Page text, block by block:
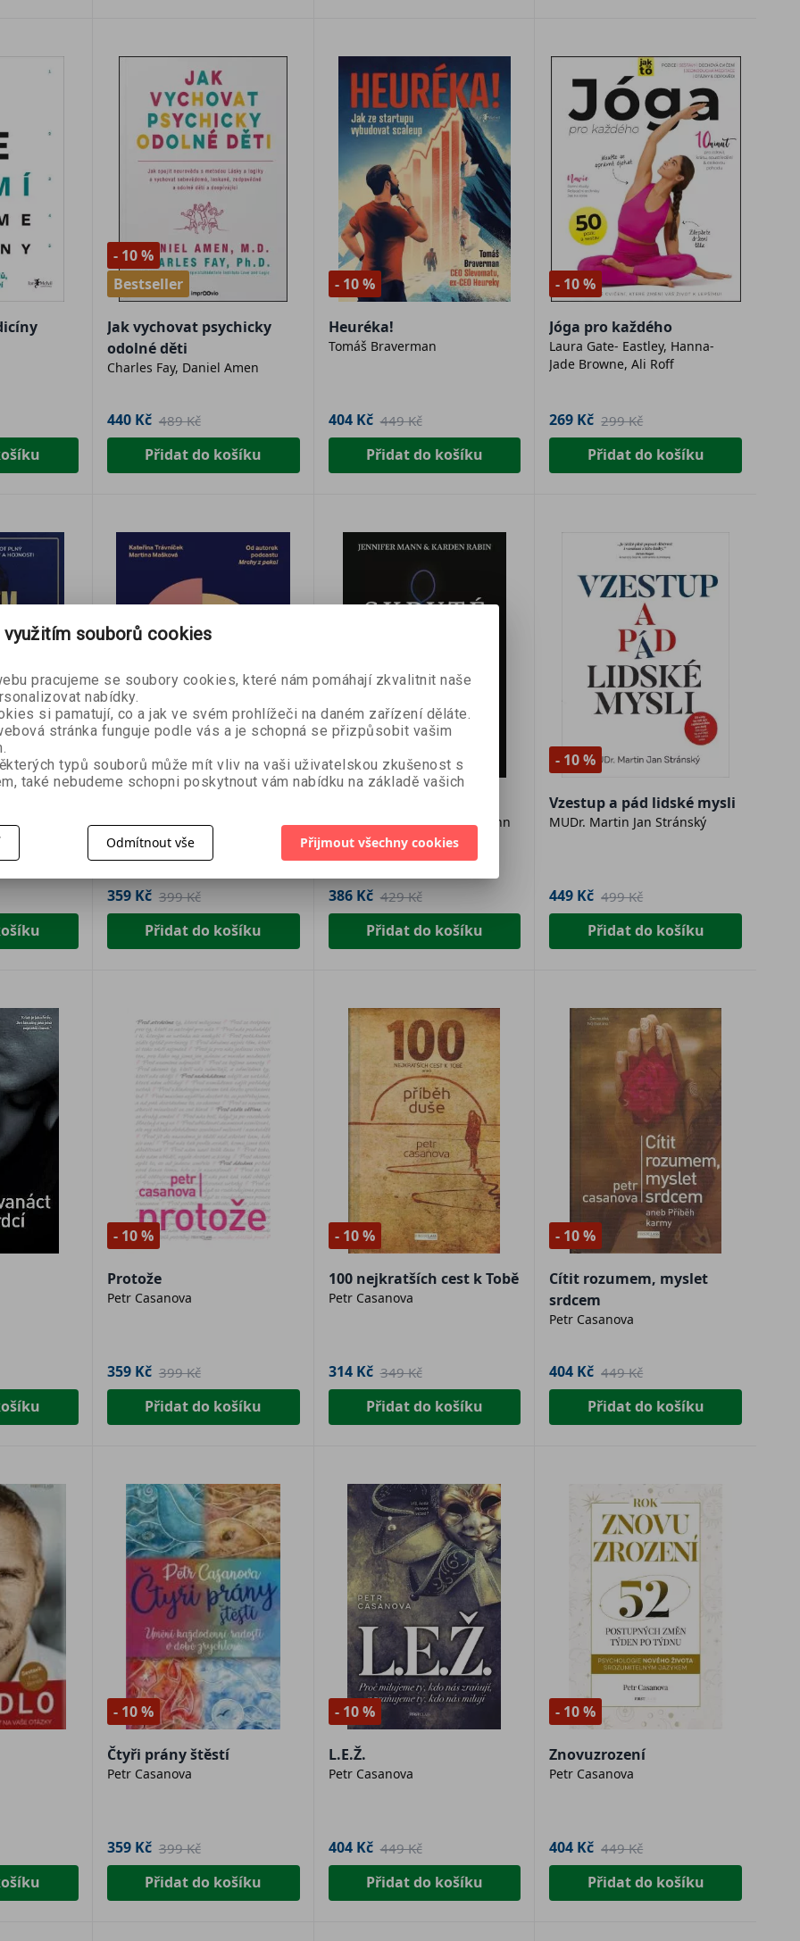
- 10 %
Bestseller
Jak vychovat psychicky
odolné děti
Charles Fay, Daniel Amen
440 Kč 489 Kč
Přidat do košíku
- 10 %
Heuréka!
Tomáš Braverman
404 Kč 449 Kč
Přidat do košíku
- 10 %
Jóga pro každého
Laura Gate- Eastley, Hanna-
Jade Browne, Ali Roff
269 Kč 299 Kč
Přidat do košíku
- 10 %
Kateřina Trávníček a Martina
Mašková
359 Kč 399 Kč
Přidat do košíku
- 10 %
Karden Rabin a Jennifer Mann
386 Kč 429 Kč
Přidat do košíku
- 10 %
Vzestup a pád lidské mysli
MUDr. Martin Jan Stránský
449 Kč 499 Kč
Přidat do košíku
- 10 %
Protože
Petr Casanova
359 Kč 399 Kč
Přidat do košíku
- 10 %
100 nejkratších cest k Tobě
Petr Casanova
314 Kč 349 Kč
Přidat do košíku
- 10 %
Cítit rozumem, myslet
srdcem
Petr Casanova
404 Kč 449 Kč
Přidat do košíku
- 10 %
Čtyři prány štěstí
Petr Casanova
359 Kč 399 Kč
Přidat do košíku
- 10 %
L.E.Ž.
Petr Casanova
404 Kč 449 Kč
Přidat do košíku
- 10 %
Znovuzrození
Petr Casanova
404 Kč 449 Kč
Přidat do košíku
využitím souborů cookies
pracujeme se soubory cookies, které nám pomáhají zkvalitnit naše
nabídky.
si pamatují, co a jak ve svém prohlížeči na daném zařízení děláte.
stránka funguje podle vás a je schopná se přizpůsobit vašim
typů souborů může mít vliv na vaši uživatelskou zkušenost s
také nebudeme schopni poskytnout vám nabídku na základě vašich
Odmítnout vše Přijmout všechny cookies